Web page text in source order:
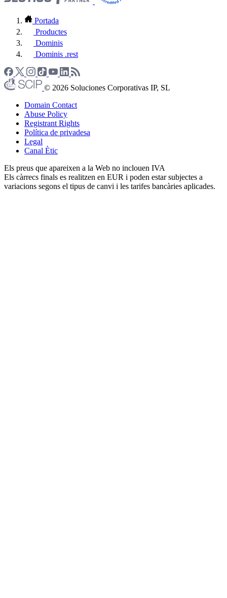
Portada
Productes
Dominis
Dominis .rest
© 2026 Soluciones Corporativas IP, SL
Domain Contact
Abuse Policy
Registrant Rights
Política de privadesa
Legal
Canal Ètic
Els preus que apareixen a la Web no inclouen IVA
Els càrrecs finals es realitzen en EUR i poden estar subjectes a
variacions segons el tipus de canvi i les tarifes bancàries aplicades.